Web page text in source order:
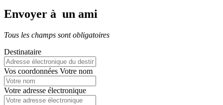
Envoyer à un ami
Tous les champs sont obligatoires
Destinataire
Vos coordonnées Votre nom
Votre adresse électronique